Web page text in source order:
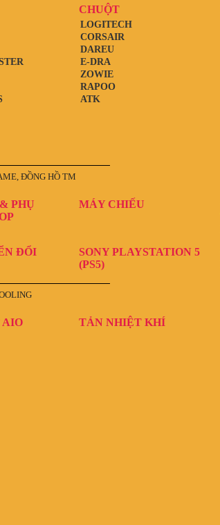
CHUỘT
ATK
RAPOO
ZOWIE
E-DRA
DAREU
CORSAIR
LOGITECH
ĐỒNG HỒ TM
PHỤ
MÁY CHIẾU
ĐỔI
SONY PLAYSTATION 5
(PS5)
AIO TẢN NHIỆT KHÍ